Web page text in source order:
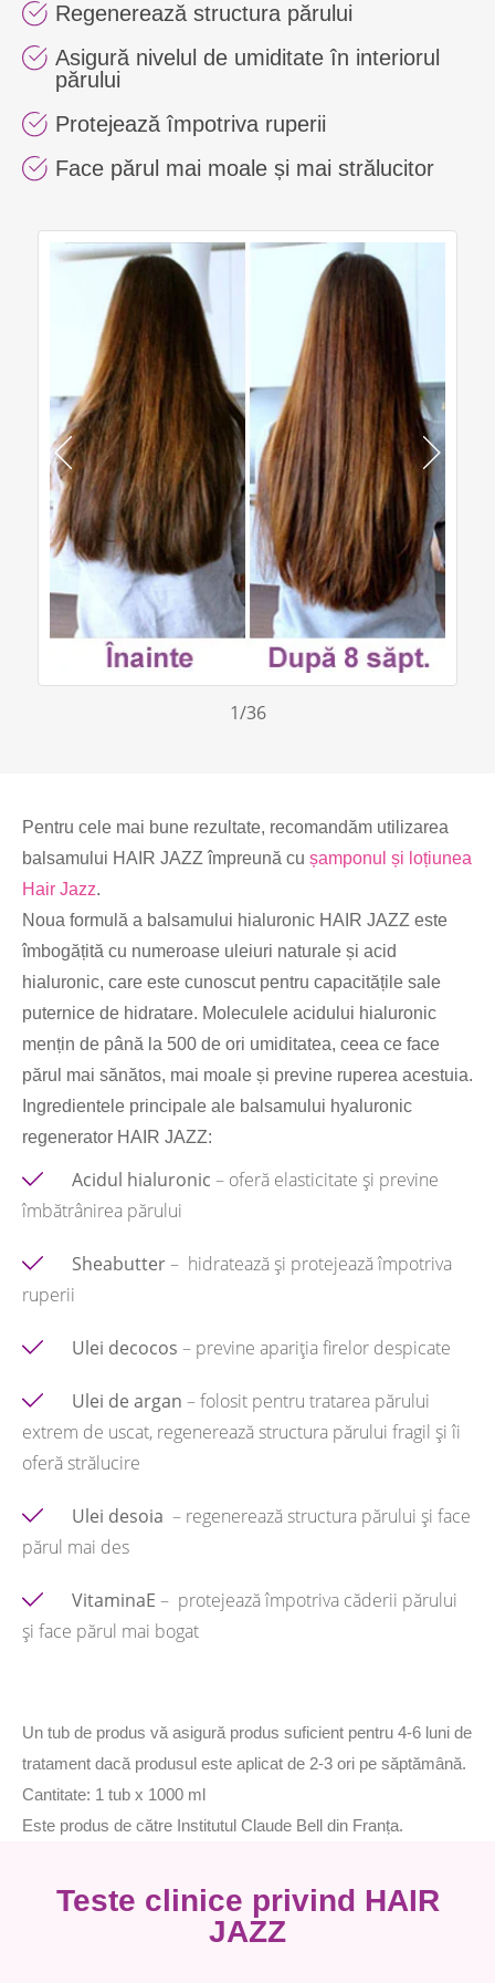
Regenerează structura părului
Asigură nivelul de umiditate în interiorul
părului
Protejează împotriva ruperii
Face părul mai moale și mai strălucitor
1/36
Pentru cele mai bune rezultate, recomandăm utilizarea
balsamului HAIR JAZZ împreună cu șamponul și loțiunea
Hair Jazz.
Noua formulă a balsamului hialuronic HAIR JAZZ este
îmbogățită cu numeroase uleiuri naturale și acid
hialuronic, care este cunoscut pentru capacitățile sale
puternice de hidratare. Moleculele acidului hialuronic
mențin de până la 500 de ori umiditatea, ceea ce face
părul mai sănătos, mai moale și previne ruperea acestuia.
Ingredientele principale ale balsamului hyaluronic
regenerator HAIR JAZZ:
Acidul hialuronic – oferă elasticitate și previne
îmbătrânirea părului
Sheabutter– hidratează și protejează împotriva
ruperii
Ulei decocos – previne apariția firelor despicate
Ulei de argan – folosit pentru tratarea părului
extrem de uscat, regenerează structura părului fragil și îi
oferă strălucire
Ulei desoia – regenerează structura părului și face
părul mai des
VitaminaE – protejează împotriva căderii părului
și face părul mai bogat
Un tub de produs vă asigură produs suficient pentru 4-6 luni de
tratament dacă produsul este aplicat de 2-3 ori pe săptămână.
Cantitate: 1 tub x 1000 ml
Este produs de către Institutul Claude Bell din Franța.
Teste clinice privind HAIR
JAZZ